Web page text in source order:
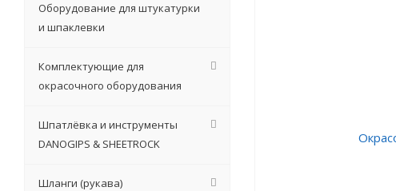
Оборудование для штукатурки
и шпаклевки
Комплектующие для
окрасочного оборудования
Шпатлёвка и инструменты
DANOGIPS & SHEETROCK
Шланги (рукава)